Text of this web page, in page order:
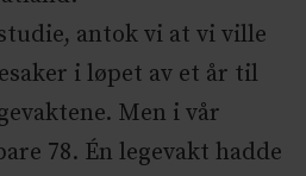
antok vi at vi ville
i løpet av et år til
Men i vår
78. Én legevakt hadde